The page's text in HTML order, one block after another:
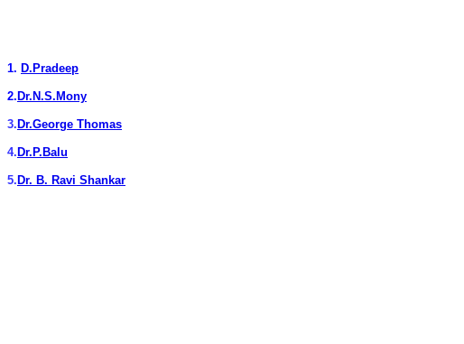
1. D.Pradeep
2. Dr.N.S.Mony
3. Dr.George Thomas
4. Dr.P.Balu
5. Dr. B. Ravi Shankar